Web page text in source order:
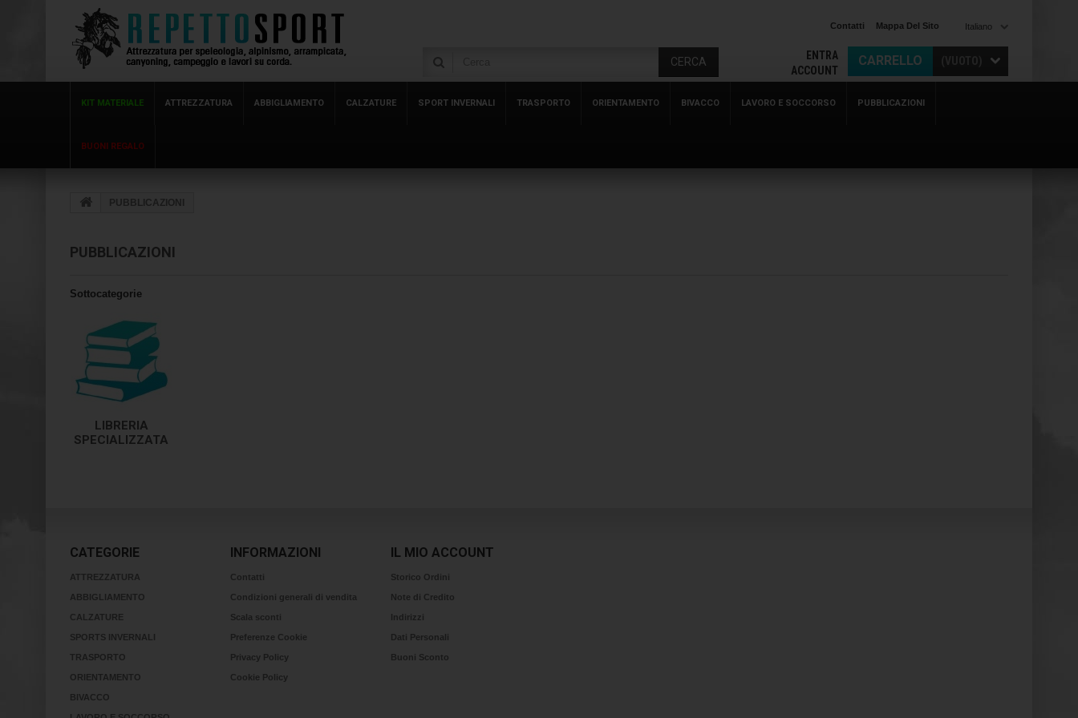
Italiano
Contatti Mappa Del Sito
CARRELLO
ENTRA
ACCOUNT
CERCA
KIT MATERIALE ATTREZZATURA ABBIGLIAMENTO CALZATURE SPORT INVERNALI TRASPORTO ORIENTAMENTO BIVACCO LAVORO E SOCCORSO PUBBLICAZIONI
BUONI REGALO
PUBBLICAZIONI
PUBBLICAZIONI
Sottocategorie
LIBRERIA
SPECIALIZZATA
CATEGORIE
ATTREZZATURA
ABBIGLIAMENTO
CALZATURE
SPORTS INVERNALI
TRASPORTO
ORIENTAMENTO
BIVACCO
INFORMAZIONI
Contatti
Condizioni generali di vendita
Scala sconti
Preferenze Cookie
Privacy Policy
Cookie Policy
IL MIO ACCOUNT
Storico Ordini
Note di Credito
Indirizzi
Dati Personali
Buoni Sconto